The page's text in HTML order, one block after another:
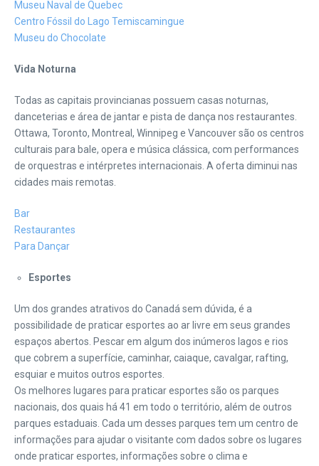
Museu Naval de Quebec
Centro Fóssil do Lago Temiscamingue
Museu do Chocolate
Vida Noturna
Todas as capitais provincianas possuem casas noturnas,
danceterias e área de jantar e pista de dança nos restaurantes.
Ottawa, Toronto, Montreal, Winnipeg e Vancouver são os centros
culturais para bale, opera e música clássica, com performances
de orquestras e intérpretes internacionais. A oferta diminui nas
cidades mais remotas.
Bar
Restaurantes
Para Dançar
Esportes
Um dos grandes atrativos do Canadá sem dúvida, é a
possibilidade de praticar esportes ao ar livre em seus grandes
espaços abertos. Pescar em algum dos inúmeros lagos e rios
que cobrem a superfície, caminhar, caiaque, cavalgar, rafting,
esquiar e muitos outros esportes.
Os melhores lugares para praticar esportes são os parques
nacionais, dos quais há 41 em todo o território, além de outros
parques estaduais. Cada um desses parques tem um centro de
informações para ajudar o visitante com dados sobre os lugares
onde praticar esportes, informações sobre o clima e